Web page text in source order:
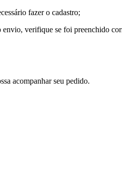
fazer o cadastro;
verifique se foi preenchido
acompanhar seu pedido.